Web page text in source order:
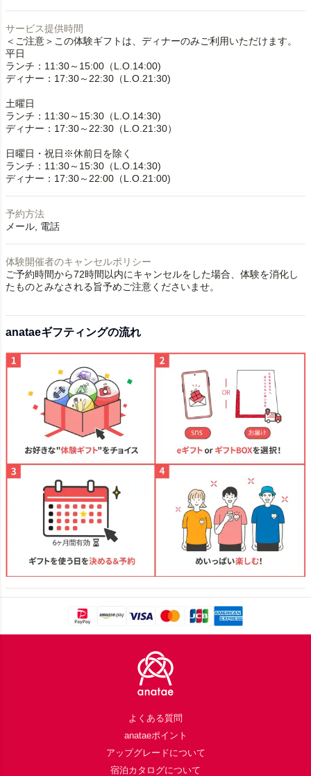
サービス提供時間
＜ご注意＞この体験ギフトは、ディナーのみご利用いただけます。
平日
ランチ：11:30～15:00（L.O.14:00)
ディナー：17:30～22:30（L.O.21:30)
土曜日
ランチ：11:30～15:30（L.O.14:30)
ディナー：17:30～22:30（L.O.21:30）
日曜日・祝日※休前日を除く
ランチ：11:30～15:30（L.O.14:30)
ディナー：17:30～22:00（L.O.21:00)
予約方法
メール 電話
体験開催者のキャンセルポリシー
ご予約時間から72時間以内にキャンセルをした場合、体験を消化し
たものとみなされる旨予めご注意くださいませ。
anataeギフティングの流れ
よくある質問
anataeポイント
アップグレードについて
宿泊カタログについて